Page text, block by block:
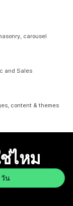
carousel
and Sales
content & themes
ไหม
น